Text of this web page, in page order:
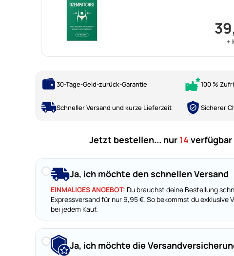
+
30-Tage-Geld-zurück-Garantie 100 %
Schneller Versand und kurze Lieferzeit Sicherer
Jetzt bestellen... nur 14 verfügbar
Ja, ich möchte den schnellen Versand
EINMALIGES ANGEBOT: Du brauchst deine Bestellung
Expressversand für nur 9,95 €. So bekommst du exklusive
bei jedem Kauf.
Ja, ich möchte die